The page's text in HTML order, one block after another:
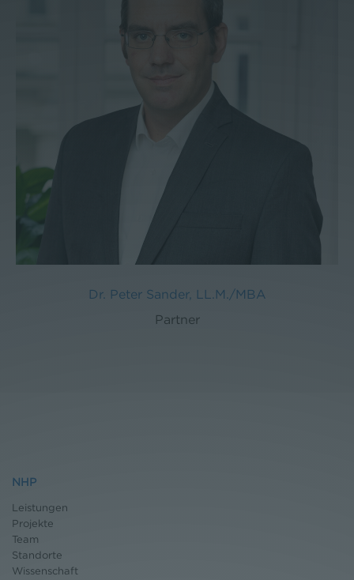
Dr. Peter Sander, LL.M./MBA
Partner
NHP
Leistungen
Projekte
Team
Standorte
Wissenschaft